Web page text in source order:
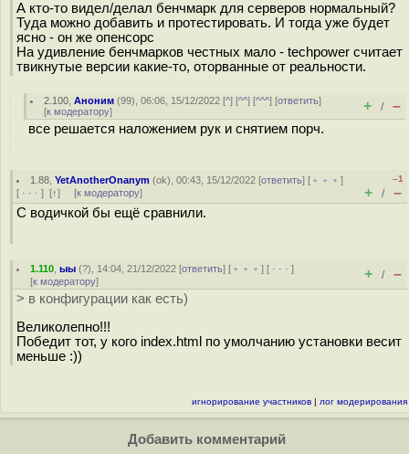
А кто-то видел/делал бенчмарк для серверов нормальный?
Туда можно добавить и протестировать. И тогда уже будет
ясно - он же опенсорс
На удивление бенчмарков честных мало - techpower считает
твикнутые версии какие-то, оторванные от реальности.
2.100 ,Аноним (99), 06:06, 15/12/2022 [^] [^^] [^^^] [ответить]
[к модератору] + / –
все решается наложением рук и снятием порч.
1.88 ,YetAnotherOnanym (ok), 00:43, 15/12/2022 [ответить] [ ﹢﹢﹢]
[ · · · ] [↑] [к модератору]
–1
+ / –
С водичкой бы ещё сравнили.
1.110 ,ыы (?), 14:04, 21/12/2022 [ответить] [ ﹢﹢﹢] [ · · ·]
[к модератору] + / –
> в конфигурации как есть)
Великолепно!!!
Победит тот, у кого index.html по умолчанию установки весит
меньше :))
игнорирование участников | лог модерирования
Добавить комментарий